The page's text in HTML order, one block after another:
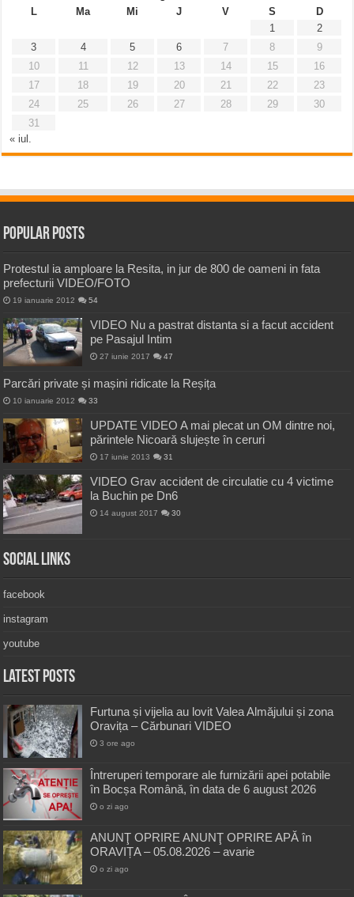
L
Ma Mi J V S
D
1
2
3
4 5 6 7 8
9
10
11 12 13 14 15
16
17
18 19 20 21 22
23
24
25 26 27 28 29
30
31
« iul.
Popular Posts
Protestul ia amploare la Resita, in jur de 800 de oameni in fata
prefecturii VIDEO/FOTO
19 ianuarie 2012 54
VIDEO Nu a pastrat distanta si a facut accident
pe Pasajul Intim
27 iunie 2017 47
Parcări private și mașini ridicate la Reșița
10 ianuarie 2012 33
UPDATE VIDEO A mai plecat un OM dintre noi,
părintele Nicoară slujește în ceruri
17 iunie 2013 31
VIDEO Grav accident de circulatie cu 4 victime
la Buchin pe Dn6
14 august 2017 30
Social Links
facebook
instagram
youtube
Latest Posts
Furtuna și vijelia au lovit Valea Almăjului și zona
Oravița – Cărbunari VIDEO
3 ore ago
Întreruperi temporare ale furnizării apei potabile
în Bocșa Română, în data de 6 august 2026
o zi ago
ANUNŢ OPRIRE ANUNŢ OPRIRE APĂ în
ORAVIȚA – 05.08.2026 – avarie
o zi ago